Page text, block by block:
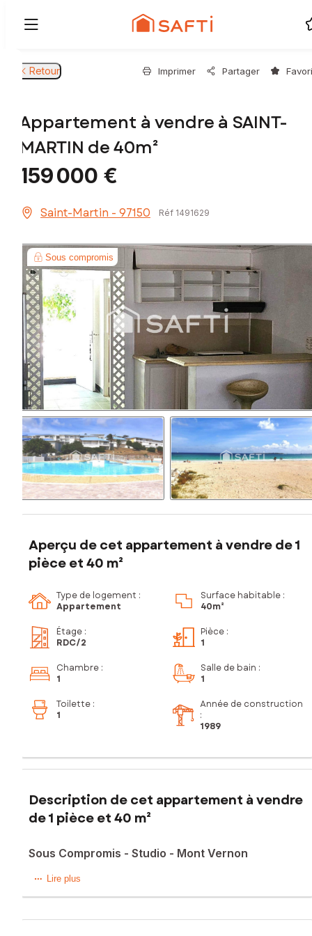
Retour Imprimer Partager
Appartement à vendre à SAINT-
MARTIN de 40m²
159 000 €
Saint-Martin - 97150 Réf 1491629
Sous compromis
Aperçu de cet appartement à vendre de 1
pièce et 40 m²
Type de logement :
Appartement
Surface habitable :
40m²
Étage :
RDC/2
Pièce :
1
Chambre :
1
Salle de bain :
1
Toilette :
1
Année de construction
:
1989
Description de cet appartement à vendre
de 1 pièce et 40 m²
Sous Compromis - Studio - Mont Vernon
Saint Martin, Mont Vernon, Bechara Khawam vous propose
de la plage.
Lire plus